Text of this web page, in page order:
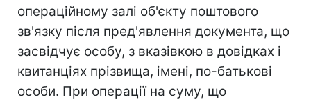
операційному залі об'єкту поштового
зв'язку після пред'явлення документа, що
засвідчує особу, з вказівкою в довідках і
квитанціях прізвища, імені, по-батькові
особи. При операції на суму, що